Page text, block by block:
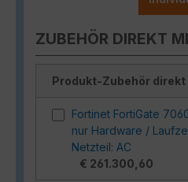
ZUBEHÖR DIREKT
Produkt-Zubehör
Fortinet FortiGate
nur Hardware /
Netzteil: AC
€ 261.300,60